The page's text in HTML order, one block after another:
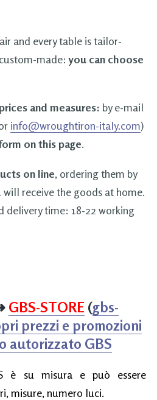
and every table is tailor-
made: you can choose
and measures: by e-mail
info@wroughtiron-italy.com)
on this page.
on line, ordering them by
will receive the goods at home.
delivery time: 18-22 working
GBS-STORE (gbs-
prezzi e promozioni
autorizzato GBS
è su misura e può essere
misure, numero luci.